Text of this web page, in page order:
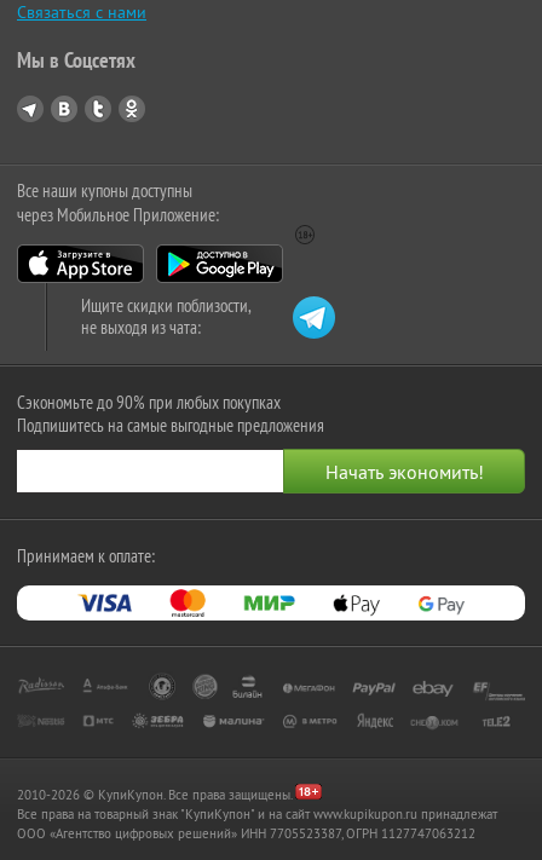
Связаться с нами
Мы в Соцсетях
Все наши купоны доступны
через Мобильное Приложение:
Ищите скидки поблизости,
не выходя из чата:
Сэкономьте до 90% при любых покупках
Подпишитесь на самые выгодные предложения
Принимаем к оплате:
2010-2026 © КупиКупон. Все права защищены.
Все права на товарный знак "КупиКупон" и на сайт www.kupikupon.ru принадлежат
OOO «Агентство цифровых решений» ИНН 7705523387, ОГРН 1127747063212